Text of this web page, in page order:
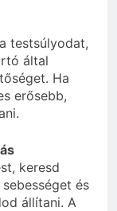
testsúlyodat,
által
Ha
erősebb,
keresd
és
állítani. A